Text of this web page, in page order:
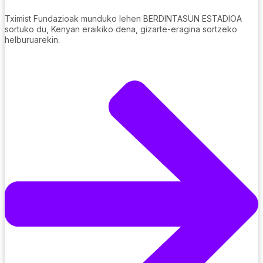
Tximist Fundazioak munduko lehen BERDINTASUN ESTADIOA
sortuko du, Kenyan eraikiko dena, gizarte-eragina sortzeko
helburuarekin.